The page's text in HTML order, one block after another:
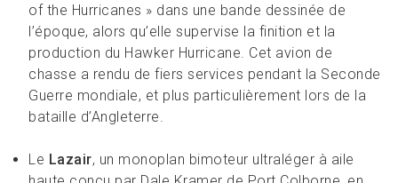
of the Hurricanes » dans une bande dessinée de
l’époque, alors qu’elle supervise la finition et la
production du Hawker Hurricane. Cet avion de
chasse a rendu de fiers services pendant la Seconde
Guerre mondiale, et plus particulièrement lors de la
bataille d’Angleterre.
Le Lazair, un monoplan bimoteur ultraléger à aile